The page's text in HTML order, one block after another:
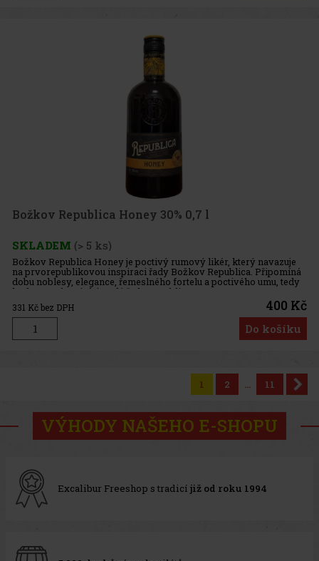
Božkov Republica Honey 30% 0,7 l
SKLADEM (> 5 ks)
Božkov Republica Honey je poctivý rumový likér, který navazuje
na prvorepublikovou inspiraci řady Božkov Republica. Připomíná
dobu noblesy, elegance, řemeslného fortelu a poctivého umu, tedy
hodnot, na kterých je celá řada Republica postavena. Degus
331 Kč bez DPH 400 Kč
Do košíku
1 2 ... 11
VÝHODY NAŠEHO E-SHOPU
Excalibur Freeshop s tradicí již od roku 1994